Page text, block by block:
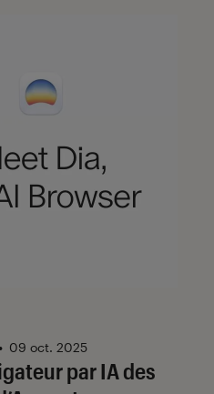
par IA des
09 oct. 2025